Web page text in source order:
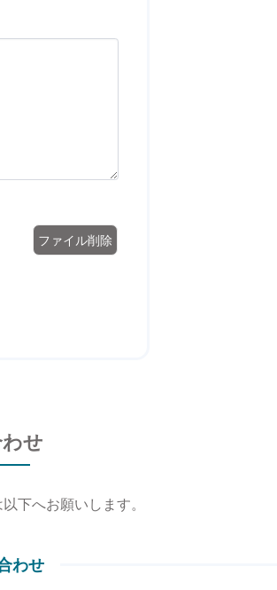
ファイル削除
せ
下へお願いします。
わせ